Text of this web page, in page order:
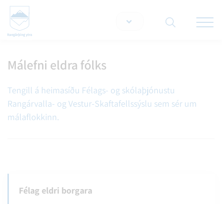
Málefni eldra fólks
Tengill á heimasíðu Félags- og skólaþjónustu
Rangárvalla- og Vestur-Skaftafellssýslu sem sér um
málaflokkinn.
Félag eldri borgara
Leita á vef